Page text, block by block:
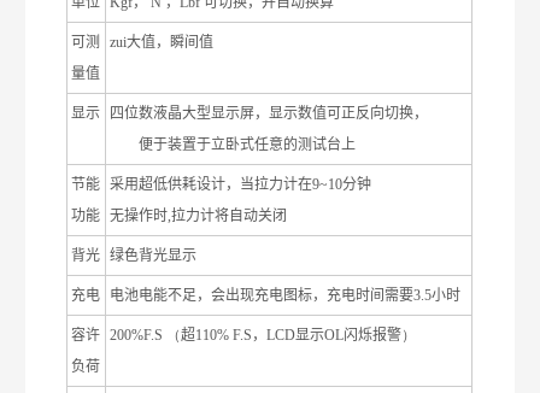
可测
量值
zui大值，瞬间值
显示
四位数液晶大型显示屏，显示数值可正反向切换，
便于装置于立卧式任意的测试台上
节能
功能
采用超低供耗设计，当拉力计在9~10分钟
无操作时 ,拉力计将自动关闭
背光 绿色背光显示
充电 电池电能不足，会出现充电图标，充电时间需要3.5小时
容许
负荷
200%F.S （超110% F.S ，LCD显示OL闪烁报警）